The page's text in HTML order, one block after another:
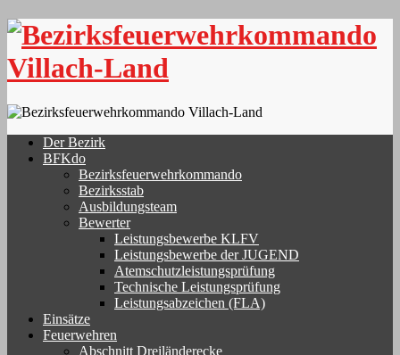
Skip
content
Der Bezirk
BFKdo
Bezirksfeuerwehrkommando
Bezirksstab
Ausbildungsteam
Bewerter
Leistungsbewerbe KLFV
Leistungsbewerbe der JUGEND
Atemschutzleistungsprüfung
Technische Leistungsprüfung
Leistungsabzeichen (FLA)
Einsätze
Feuerwehren
Abschnitt Dreiländerecke